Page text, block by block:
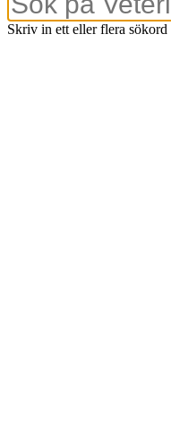
Skriv in ett eller flera